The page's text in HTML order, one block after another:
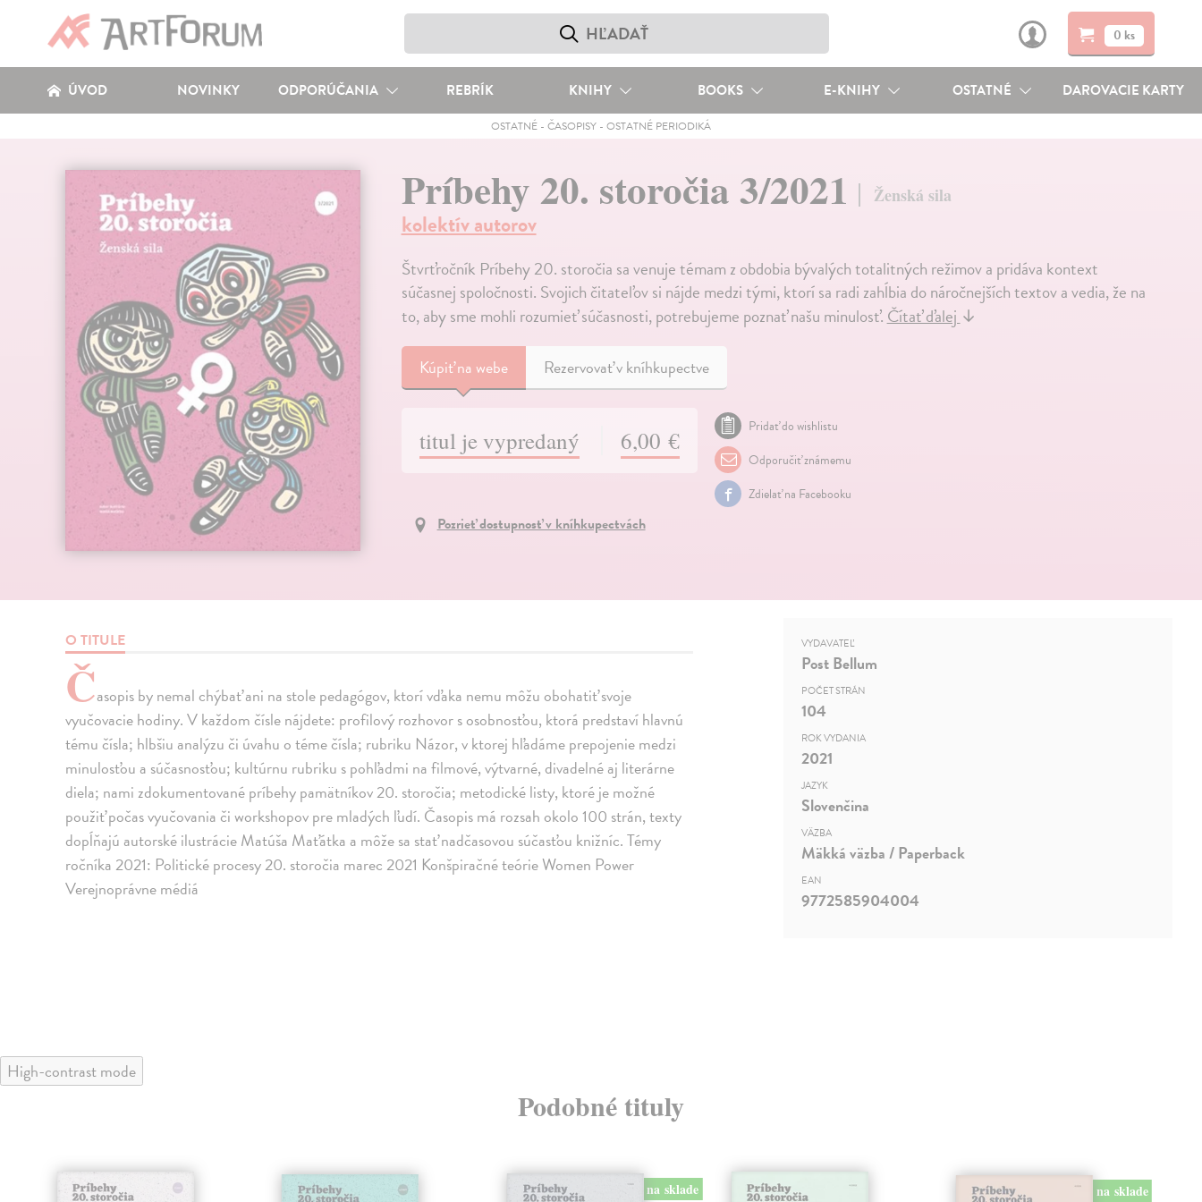
0 ks
ÚVOD NOVINKY ODPORÚČANIA REBRÍK KNIHY BOOKS E-KNIHY OSTATNÉ DAROVACIE KARTY
OSTATNÉ- ČASOPISY- OSTATNÉ PERIODIKÁ
Príbehy 20. storočia 3/2021 Ženská sila
kolektív autorov
Štvrťročník Príbehy 20. storočia sa venuje témam z obdobia bývalých totalitných režimov a pridáva kontext
súčasnej spoločnosti. Svojich čitateľov si nájde medzi tými, ktorí sa radi zahĺbia do náročnejších textov a vedia, že na
to, aby sme mohli rozumieť súčasnosti, potrebujeme poznať našu minulosť.Čítať ďalej↓
Kúpiťna webe Rezervovať v kníhkupectve
titul je vypredaný 6,00 €
Pridať do wishlistu
Odporučiť známemu
Zdielať na Facebooku
Pozrieť dostupnosť v kníhkupectvách
O TITULE
Časopis by nemal chýbať ani na stole pedagógov, ktorí vďaka nemu môžu obohatiť svoje
vyučovacie hodiny. V každom čísle nájdete: profilový rozhovor s osobnosťou, ktorá predstaví hlavnú
tému čísla; hlbšiu analýzu či úvahu o téme čísla; rubriku Názor, v ktorej hľadáme prepojenie medzi
minulosťou a súčasnosťou; kultúrnu rubriku s pohľadmi na filmové, výtvarné, divadelné aj literárne
diela; nami zdokumentované príbehy pamätníkov 20. storočia; metodické listy, ktoré je možné
použiť počas vyučovania či workshopov pre mladých ľudí. Časopis má rozsah okolo 100 strán, texty
dopĺňajú autorské ilustrácie Matúša Maťátka a môže sa stať nadčasovou súčasťou knižníc. Témy
ročníka 2021: Politické procesy 20. storočia marec 2021 Konšpiračné teórie Women Power
Verejnoprávne médiá
VYDAVATEĽ
Post Bellum
POČET STRÁN
104
ROK VYDANIA
2021
JAZYK
Slovenčina
VÄZBA
Mäkká väzba / Paperback
EAN
9772585904004
High-contrast mode
Podobné tituly
na sklade na sklade